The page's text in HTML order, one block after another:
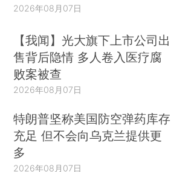
2026年08月07日
【我闻】光大旗下上市公司出
售背后隐情 多人卷入医疗腐
败案被查
2026年08月07日
特朗普坚称美国防空弹药库存
充足 但不会向乌克兰提供更
多
2026年08月07日